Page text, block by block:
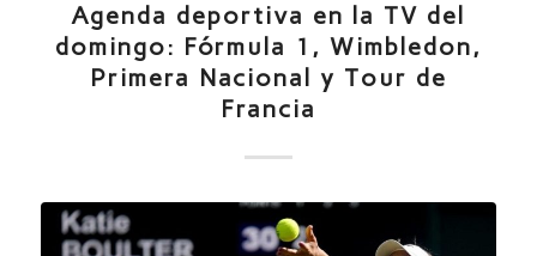
Agenda deportiva en la TV del
domingo: Fórmula 1, Wimbledon,
Primera Nacional y Tour de
Francia